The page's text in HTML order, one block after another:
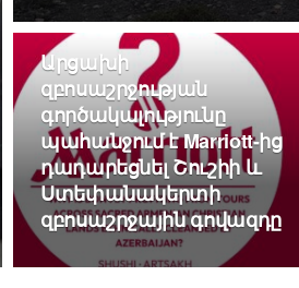
Արցախի
զբոսաշրջության
գործակալությունը
պահանջում է Marriott-ից
դադարեցնել Շուշիի և
Ստեփանակերտի
զբոսաշրջային գովազդը